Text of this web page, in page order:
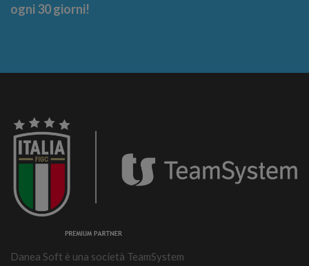
ogni 30 giorni!
Danea Soft è una società TeamSystem